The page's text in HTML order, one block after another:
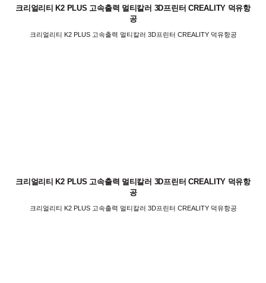
크리얼리티 K2 PLUS 고속출력 멀티칼러 3D프린터 CREALITY 덕유항
공
크리얼리티 K2 PLUS 고속출력 멀티칼러 3D프린터 CREALITY 덕유항공
크리얼리티 K2 PLUS 고속출력 멀티칼러 3D프린터 CREALITY 덕유항
공
크리얼리티 K2 PLUS 고속출력 멀티칼러 3D프린터 CREALITY 덕유항공